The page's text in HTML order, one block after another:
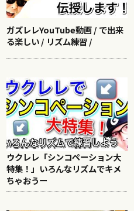
ガズレレYouTube動画 / で出来
る楽しい / リズム練習 /
ウクレレ「シンコペーション大
特集！」いろんなリズムでキメ
ちゃおうー